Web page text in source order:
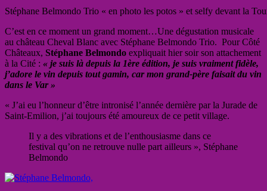
Stéphane Belmondo Trio « en photo les potos » et selfy devant la
C’est en ce moment un grand moment…Une dégustation musicale
au château Cheval Blanc avec Stéphane Belmondo Trio. Pour Côté
Châteaux, Stéphane Belmondo expliquait hier soir son attachement
à la Cité : « je suis là depuis la 1ère édition, je suis vraiment fidèle,
j’adore le vin depuis tout gamin, car mon grand-père faisait du vin
dans le Var »
« J’ai eu l’honneur d’être intronisé l’année dernière par la Jurade de
Saint-Emilion, j’ai toujours été amoureux de ce petit village.
Il y a des vibrations et de l’enthousiasme dans ce
festival qu’on ne retrouve nulle part ailleurs », Stéphane
Belmondo